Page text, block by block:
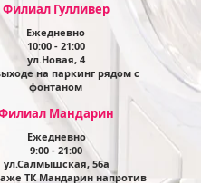
Филиал Гулливер
Ежедневно
10:00 - 21:00
ул.Новая, 4
на паркинг рядом с
фонтаном
Мандарин
Ежедневно
9:00 - 21:00
ул.Салмышская, 56а
ТК Мандарин напротив